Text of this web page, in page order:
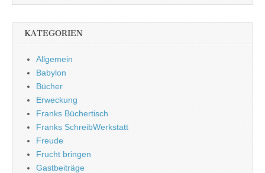
KATEGORIEN
Allgemein
Babylon
Bücher
Erweckung
Franks Büchertisch
Franks SchreibWerkstatt
Freude
Frucht bringen
Gastbeiträge